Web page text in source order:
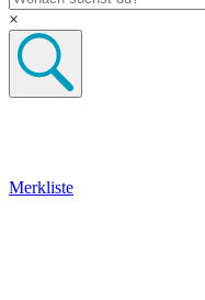
×
Merkliste